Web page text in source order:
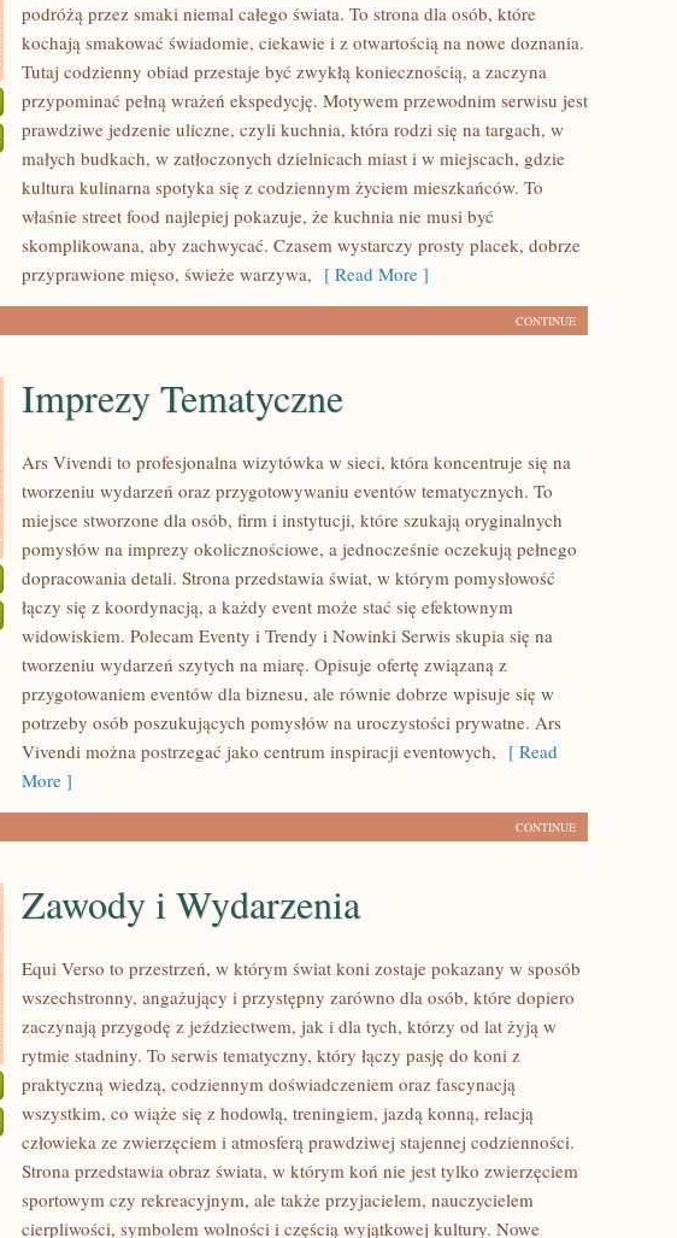
SMAKI
KONTYNENTÓW
podróżą przez smaki niemal całego świata. To strona dla osób, które
kochają smakować świadomie, ciekawie i z otwartością na nowe doznania.
Tutaj codzienny obiad przestaje być zwykłą koniecznością, a zaczyna
przypominać pełną wrażeń ekspedycję. Motywem przewodnim serwisu jest
prawdziwe jedzenie uliczne, czyli kuchnia, która rodzi się na targach, w
małych budkach, w zatłoczonych dzielnicach miast i w miejscach, gdzie
kultura kulinarna spotyka się z codziennym życiem mieszkańców. To
właśnie street food najlepiej pokazuje, że kuchnia nie musi być
skomplikowana, aby zachwycać. Czasem wystarczy prosty placek, dobrze
przyprawione mięso, świeże warzywa, [ Read More ]
CONTINUE
IMPREZY
TEMATYCZNE
Imprezy Tematyczne
Ars Vivendi to profesjonalna wizytówka w sieci, która koncentruje się na
tworzeniu wydarzeń oraz przygotowywaniu eventów tematycznych. To
miejsce stworzone dla osób, firm i instytucji, które szukają oryginalnych
pomysłów na imprezy okolicznościowe, a jednocześnie oczekują pełnego
dopracowania detali. Strona przedstawia świat, w którym pomysłowość
łączy się z koordynacją, a każdy event może stać się efektownym
widowiskiem. Polecam Eventy i Trendy i Nowinki Serwis skupia się na
tworzeniu wydarzeń szytych na miarę. Opisuje ofertę związaną z
przygotowaniem eventów dla biznesu, ale równie dobrze wpisuje się w
potrzeby osób poszukujących pomysłów na uroczystości prywatne. Ars
Vivendi można postrzegać jako centrum inspiracji eventowych, [ Read
More ]
CONTINUE
ZAWODY
WYDARZENIA
Zawody i Wydarzenia
Equi Verso to przestrzeń, w którym świat koni zostaje pokazany w sposób
wszechstronny, angażujący i przystępny zarówno dla osób, które dopiero
zaczynają przygodę z jeździectwem, jak i dla tych, którzy od lat żyją w
rytmie stadniny. To serwis tematyczny, który łączy pasję do koni z
praktyczną wiedzą, codziennym doświadczeniem oraz fascynacją
wszystkim, co wiąże się z hodowlą, treningiem, jazdą konną, relacją
człowieka ze zwierzęciem i atmosferą prawdziwej stajennej codzienności.
Strona przedstawia obraz świata, w którym koń nie jest tylko zwierzęciem
sportowym czy rekreacyjnym, ale także przyjacielem, nauczycielem
cierpliwości, symbolem wolności i częścią wyjątkowej kultury. Nowe